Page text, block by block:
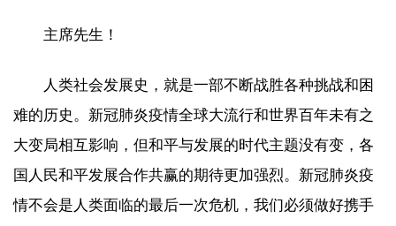
主席先生！
人类社会发展史，就是一部不断战胜各种挑战和困
难的历史。新冠肺炎疫情全球大流行和世界百年未有之
大变局相互影响，但和平与发展的时代主题没有变，各
国人民和平发展合作共赢的期待更加强烈。新冠肺炎疫
情不会是人类面临的最后一次危机，我们必须做好携手